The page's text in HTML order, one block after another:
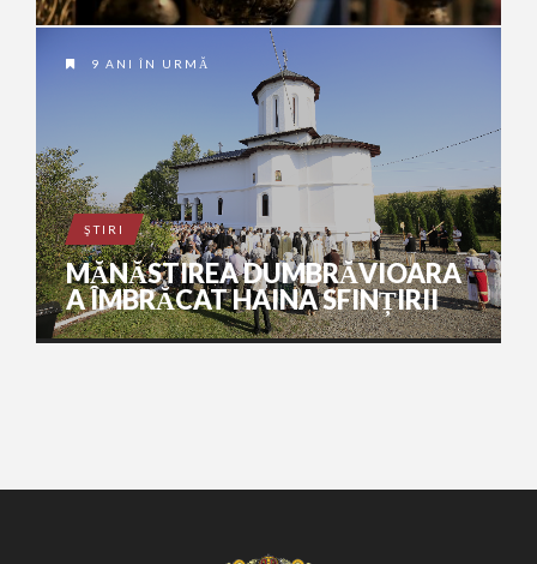
9 ANI ÎN URMĂ
ŞTIRI
MĂNĂSTIREA DUMBRĂVIOARA
A ÎMBRĂCAT HAINA SFINȚIRII